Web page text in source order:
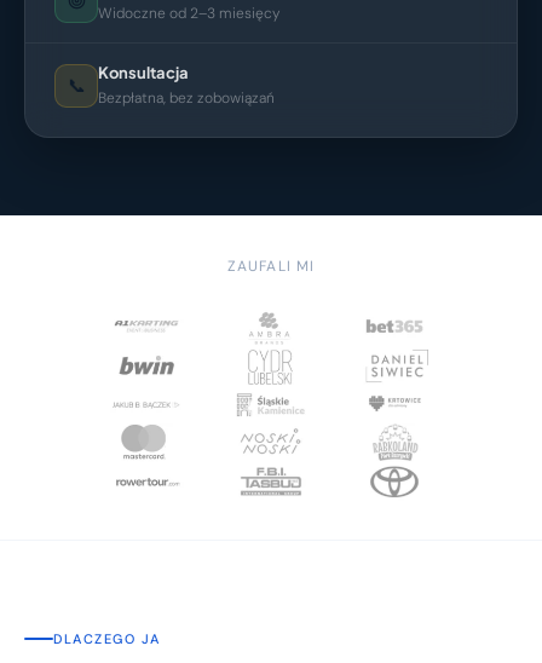
Widoczne od 2–3 miesięcy
📞
Konsultacja
Bezpłatna, bez zobowiązań
ZAUFALI MI
DLACZEGO JA